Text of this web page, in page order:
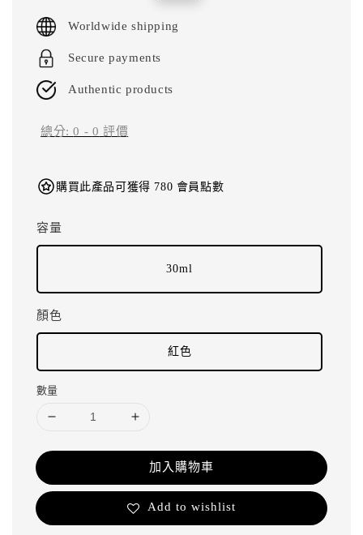
Worldwide shipping
Secure payments
Authentic products
總分:0 - 0 評價
購買此產品可獲得 780 會員點數
容量
30ml
顏色
紅色
數量
加入購物車
Add to wishlist